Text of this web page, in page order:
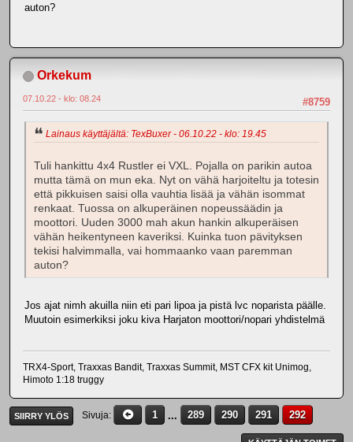
auton?
Orkekum
#8759
07.10.22 - klo: 08.24
Lainaus käyttäjältä: TexBuxer - 06.10.22 - klo: 19.45
Tuli hankittu 4x4 Rustler ei VXL. Pojalla on parikin autoa
mutta tämä on mun eka. Nyt on vähä harjoiteltu ja totesin
että pikkuisen saisi olla vauhtia lisää ja vähän isommat
renkaat. Tuossa on alkuperäinen nopeussäädin ja
moottori. Uuden 3000 mah akun hankin alkuperäisen
vähän heikentyneen kaveriksi. Kuinka tuon pävityksen
tekisi halvimmalla, vai hommaanko vaan paremman
auton?
Jos ajat nimh akuilla niin eti pari lipoa ja pistä lvc noparista päälle.
Muutoin esimerkiksi joku kiva Harjaton moottori/nopari yhdistelmä
TRX4-Sport, Traxxas Bandit, Traxxas Summit, MST CFX kit Unimog,
Himoto 1:18 truggy
SIIRRY YLÖS Sivuja 1 ... 289 290 291 292